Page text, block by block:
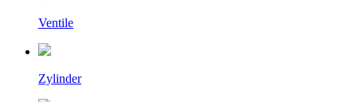
Ventile
Zylinder